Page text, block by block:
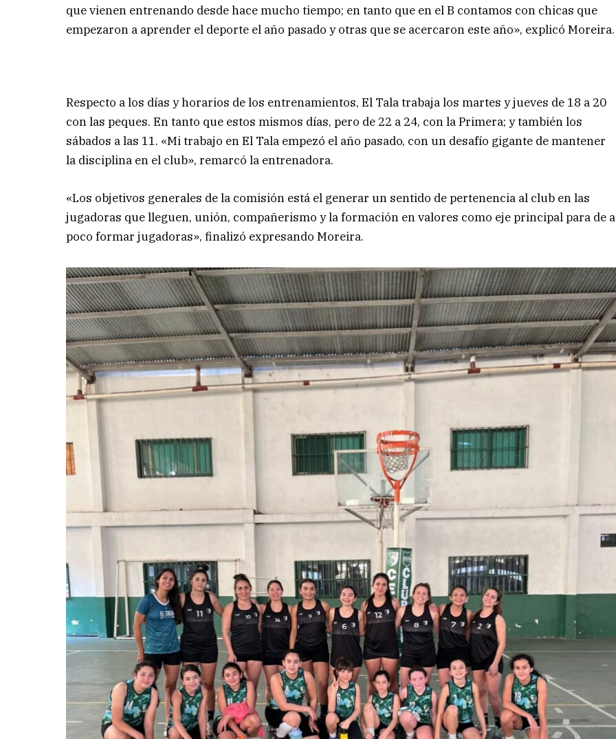
que vienen entrenando desde hace mucho tiempo; en tanto que en el B contamos con chicas que
empezaron a aprender el deporte el año pasado y otras que se acercaron este año», explicó Moreira.
Respecto a los días y horarios de los entrenamientos, El Tala trabaja los martes y jueves de 18 a 20
con las peques. En tanto que estos mismos días, pero de 22 a 24, con la Primera; y también los
sábados a las 11. «Mi trabajo en El Tala empezó el año pasado, con un desafío gigante de mantener
la disciplina en el club», remarcó la entrenadora.
«Los objetivos generales de la comisión está el generar un sentido de pertenencia al club en las
jugadoras que lleguen, unión, compañerismo y la formación en valores como eje principal para de a
poco formar jugadoras», finalizó expresando Moreira.